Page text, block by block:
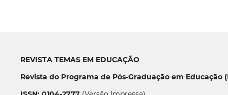
REVISTA TEMAS EM EDUCAÇÃO
Revista do Programa de Pós-Graduação em Educação